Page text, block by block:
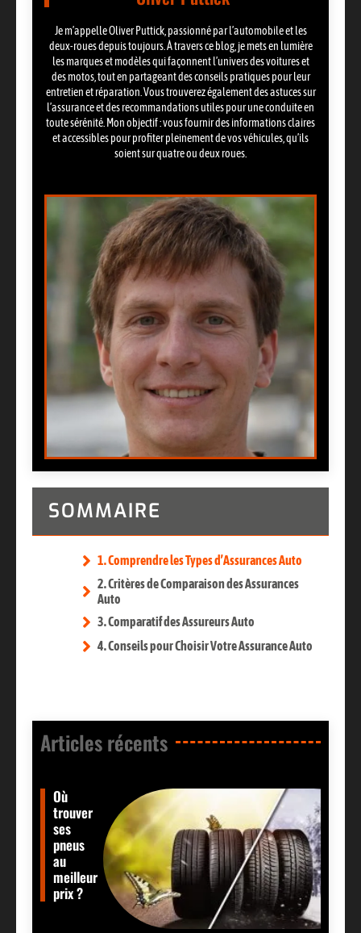
Je m’appelle Oliver Puttick, passionné par l’automobile et les
deux-roues depuis toujours. À travers ce blog, je mets en lumière
les marques et modèles qui façonnent l’univers des voitures et
des motos, tout en partageant des conseils pratiques pour leur
entretien et réparation. Vous trouverez également des astuces sur
l’assurance et des recommandations utiles pour une conduite en
toute sérénité. Mon objectif : vous fournir des informations claires
et accessibles pour profiter pleinement de vos véhicules, qu’ils
soient sur quatre ou deux roues.
SOMMAIRE
1. Comprendre les Types d’Assurances Auto
2. Critères de Comparaison des Assurances
Auto
3. Comparatif des Assureurs Auto
4. Conseils pour Choisir Votre Assurance Auto
Articles récents​
Où
trouver
ses
pneus
au
meilleur
prix ?